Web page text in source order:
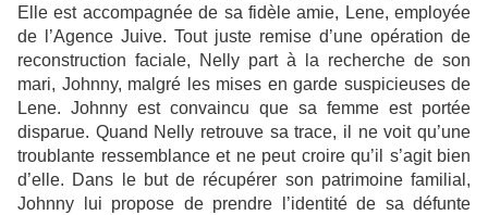
Elle est accompagnée de sa fidèle amie, Lene, employée
de l’Agence Juive. Tout juste remise d’une opération de
reconstruction faciale, Nelly part à la recherche de son
mari, Johnny, malgré les mises en garde suspicieuses de
Lene. Johnny est convaincu que sa femme est portée
disparue. Quand Nelly retrouve sa trace, il ne voit qu’une
troublante ressemblance et ne peut croire qu’il s’agit bien
d’elle. Dans le but de récupérer son patrimoine familial,
Johnny lui propose de prendre l’identité de sa défunte